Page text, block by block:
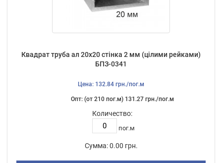
Квадрат труба ал 20х20 стінка 2 мм (цілими рейками)
БПЗ-0341
Цена: 132.84 грн./пог.м
Опт: (от 210 пог.м) 131.27 грн./пог.м
Количество:
пог.м
Сумма: 0.00 грн.